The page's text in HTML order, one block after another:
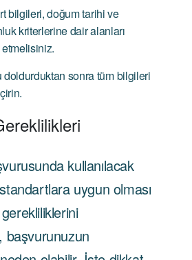
bilgileri, doğum tarihi ve
kriterlerine dair alanları
doldurduktan sonra tüm bilgileri
kullanılacak
uygun olması
başvurunuzun